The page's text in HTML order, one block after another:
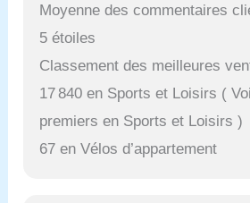
Moyenne des commentaires
5 étoiles
Classement des meilleures
17 840 en Sports et Loisirs (
premiers en Sports et Loisirs )
67 en Vélos d’appartement